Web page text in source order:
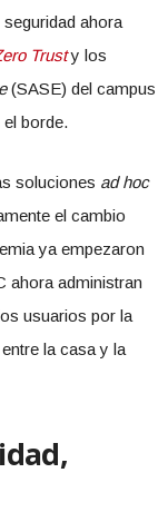
ahora
Trusty los
(SASE) del campus
borde.
soluciones ad hoc
el cambio
ya empezaron
ahora administran
usuarios por la
la casa y la